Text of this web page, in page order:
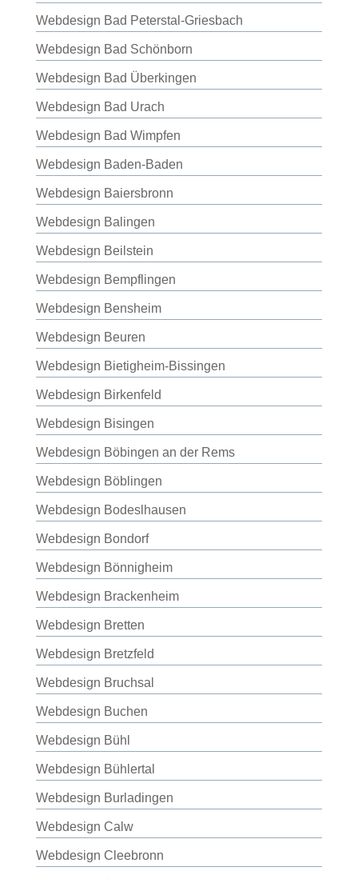
Webdesign Bad Peterstal-Griesbach
Webdesign Bad Schönborn
Webdesign Bad Überkingen
Webdesign Bad Urach
Webdesign Bad Wimpfen
Webdesign Baden-Baden
Webdesign Baiersbronn
Webdesign Balingen
Webdesign Beilstein
Webdesign Bempflingen
Webdesign Bensheim
Webdesign Beuren
Webdesign Bietigheim-Bissingen
Webdesign Birkenfeld
Webdesign Bisingen
Webdesign Böbingen an der Rems
Webdesign Böblingen
Webdesign Bodeslhausen
Webdesign Bondorf
Webdesign Bönnigheim
Webdesign Brackenheim
Webdesign Bretten
Webdesign Bretzfeld
Webdesign Bruchsal
Webdesign Buchen
Webdesign Bühl
Webdesign Bühlertal
Webdesign Burladingen
Webdesign Calw
Webdesign Cleebronn